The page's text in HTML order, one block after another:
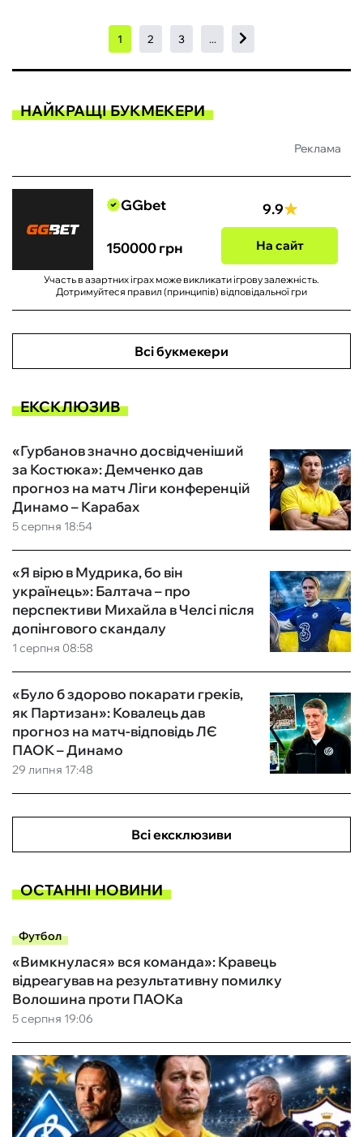
1 2 3 ...
НАЙКРАЩІ БУКМЕКЕРИ
Реклама
GGbet
150000 грн
9.9
На сайт
Участь в азартних іграх може викликати ігрову залежність.
Дотримуйтеся правил (принципів) відповідальної гри
Всі букмекери
ЕКСКЛЮЗИВ
5 серпня 18:54
«Гурбанов значно досвідченіший
за Костюка»: Демченко дав
прогноз на матч Ліги конференцій
Динамо – Карабах
1 серпня 08:58
«Я вірю в Мудрика, бо він
українець»: Балтача – про
перспективи Михайла в Челсі після
допінгового скандалу
29 липня 17:48
«Було б здорово покарати греків,
як Партизан»: Ковалець дав
прогноз на матч-відповідь ЛЄ
ПАОК – Динамо
Всі ексклюзиви
ОСТАННІ НОВИНИ
Футбол
5 серпня 19:06
«Вимкнулася» вся команда»: Кравець
відреагував на результативну помилку
Волошина проти ПАОКа